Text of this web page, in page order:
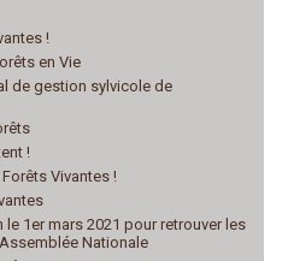
!
en Vie
de gestion sylvicole de
!
Vivantes !
1er mars 2021 pour retrouver les
Nationale